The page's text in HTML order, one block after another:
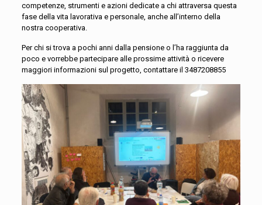
competenze, strumenti e azioni dedicate a chi attraversa questa
fase della vita lavorativa e personale, anche all’interno della
nostra cooperativa.
Per chi si trova a pochi anni dalla pensione o l’ha raggiunta da
poco e vorrebbe partecipare alle prossime attività o ricevere
maggiori informazioni sul progetto, contattare il 3487208855